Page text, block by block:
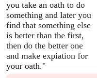
you take an oath to do
something and later you
find that something else
is better than the first,
then do the better one
and make expiation for
your oath."